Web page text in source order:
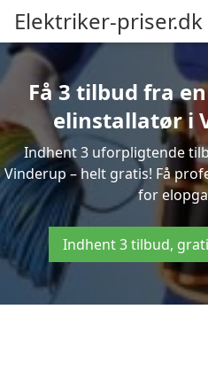
Elektriker-priser.dk
Få 3 tilbud fra
elinstallatør i
Indhent 3 uforpligtende
Vinderup – helt gratis! Få
for
Indhent 3 tilbud,